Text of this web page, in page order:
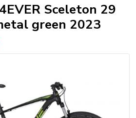
Sceleton 29
green 2023